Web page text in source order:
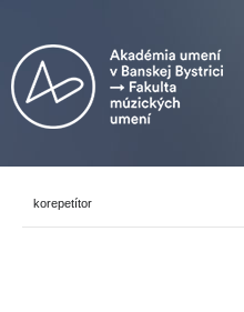
korepetítor